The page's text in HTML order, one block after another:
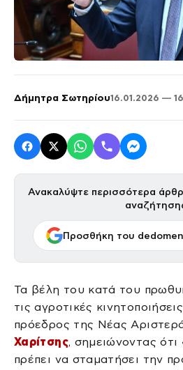
Δήμητρα Σωτηρίου16.01.2026 —
Ανακαλύψτε περισσότερα
Προσθήκη του
Τα βέλη του κατά του
τις αγροτικές
πρόεδρος της Νέας
Χαρίτσης, σημειώνοντας
πρέπει να σταματήσει την